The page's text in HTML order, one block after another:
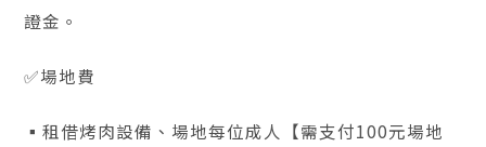
證金。
✅場地費
▪️租借烤肉設備、場地每位成人【需支付100元場地